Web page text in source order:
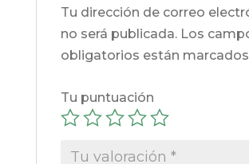
Tu dirección de correo
no será publicada. Los
obligatorios están
Tu puntuación